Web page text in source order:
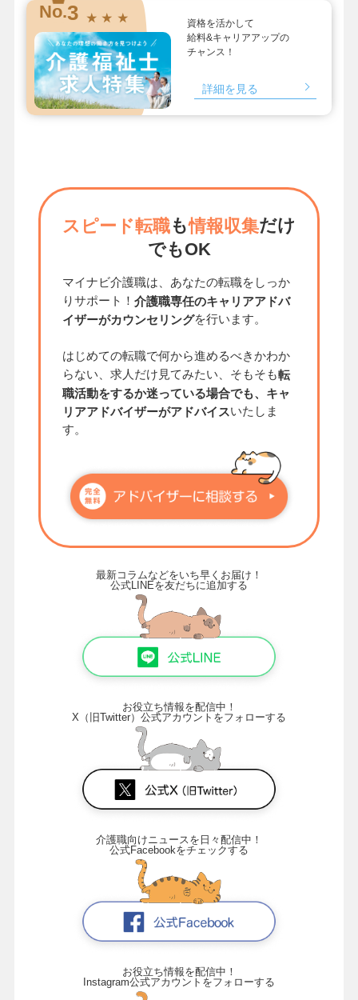
No.3 ★ ★ ★
資格を活かして
給料&キャリアアップの
チャンス！
詳細を見る
スピード転職も情報収集だけ
でもOK
マイナビ介護職は、あなたの転職をしっか
りサポート！ 介護職専任のキャリアアドバ
イザーがカウンセリングを行います。
はじめての転職で何から進めるべきかわか
らない、求人だけ見てみたい、そもそも転
職活動をするか迷っている場合でも、キャ
リアアドバイザーがアドバイスいたしま
す。
最新コラムなどをいち早くお届け！
公式LINEを友だちに追加する
お役立ち情報を配信中！
X（旧Twitter）公式アカウントをフォローする
介護職向けニュースを日々配信中！
公式Facebookをチェックする
お役立ち情報を配信中！
Instagram公式アカウントをフォローする